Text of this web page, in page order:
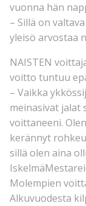
vuonna hän
– Sillä on
yleisö arvostaa
NAISTEN
voitto tuntuu
– Vaikka
meinasivat jalat
voittaneeni.
kerännyt
sillä olen aina
Molempien
Alkuvuodesta